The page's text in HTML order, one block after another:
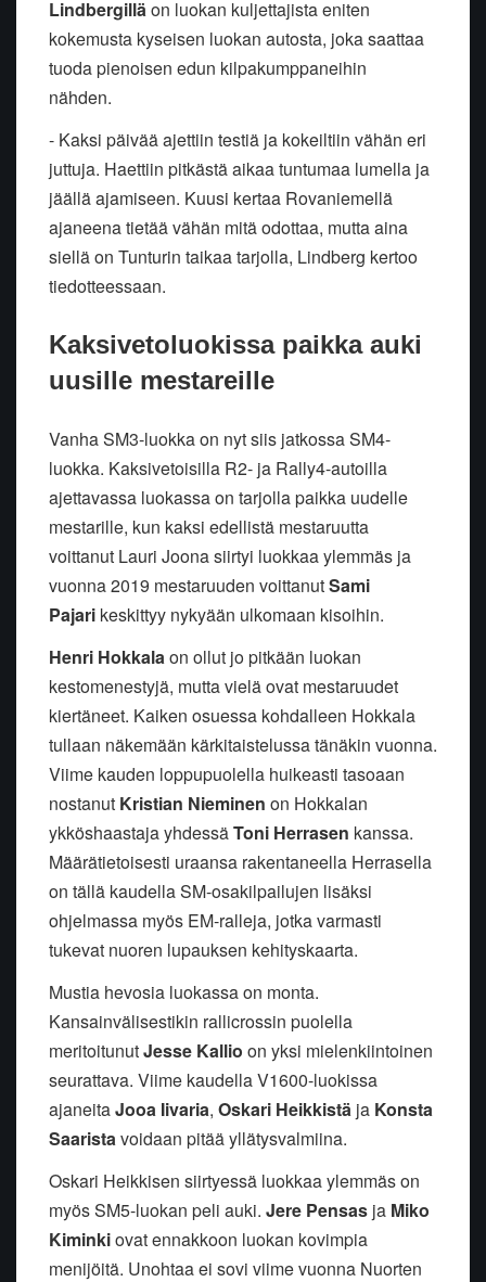
Lindbergilläon luokan kuljettajista eniten
kokemusta kyseisen luokan autosta, joka saattaa
tuoda pienoisen edun kilpakumppaneihin
nähden.
- Kaksi päivää ajettiin testiä ja kokeiltiin vähän eri
juttuja. Haettiin pitkästä aikaa tuntumaa lumella ja
jäällä ajamiseen. Kuusi kertaa Rovaniemellä
ajaneena tietää vähän mitä odottaa, mutta aina
siellä on Tunturin taikaa tarjolla, Lindberg kertoo
tiedotteessaan.
Kaksivetoluokissa paikka auki
uusille mestareille
Vanha SM3-luokka on nyt siis jatkossa SM4-
luokka. Kaksivetoisilla R2- ja Rally4-autoilla
ajettavassa luokassa on tarjolla paikka uudelle
mestarille, kun kaksi edellistä mestaruutta
voittanut Lauri Joona siirtyi luokkaa ylemmäs ja
vuonna 2019 mestaruuden voittanutSami
Pajari keskittyy nykyään ulkomaan kisoihin.
Henri Hokkalaon ollut jo pitkään luokan
kestomenestyjä, mutta vielä ovat mestaruudet
kiertäneet. Kaiken osuessa kohdalleen Hokkala
tullaan näkemään kärkitaistelussa tänäkin vuonna.
Viime kauden loppupuolella huikeasti tasoaan
nostanut Kristian Nieminen on Hokkalan
ykköshaastaja yhdessäToni Herrasen kanssa.
Määrätietoisesti uraansa rakentaneella Herrasella
on tällä kaudella SM-osakilpailujen lisäksi
ohjelmassa myös EM-ralleja, jotka varmasti
tukevat nuoren lupauksen kehityskaarta.
Mustia hevosia luokassa on monta.
Kansainvälisestikin rallicrossin puolella
meritoitunutJesse Kallio on yksi mielenkiintoinen
seurattava. Viime kaudella V1600-luokissa
ajaneitaJooa Iivaria, Oskari Heikkistä ja Konsta
Saaristavoidaan pitää yllätysvalmiina.
Oskari Heikkisen siirtyessä luokkaa ylemmäs on
myös SM5-luokan peli auki. Jere Pensas ja Miko
Kiminkiovat ennakkoon luokan kovimpia
menijöitä. Unohtaa ei sovi viime vuonna Nuorten